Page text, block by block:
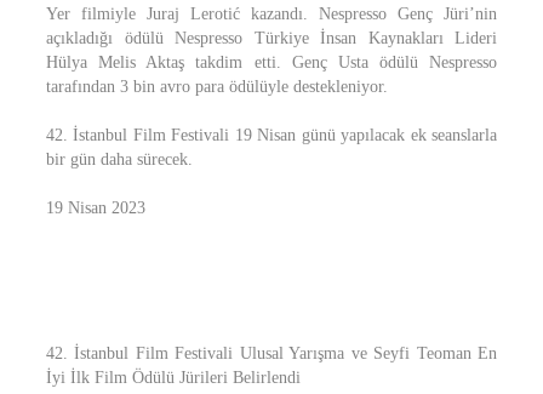
Yer filmiyle Juraj Lerotić kazandı. Nespresso Genç Jüri’nin
açıkladığı ödülü Nespresso Türkiye İnsan Kaynakları Lideri
Hülya Melis Aktaş takdim etti. Genç Usta ödülü Nespresso
tarafından 3 bin avro para ödülüyle destekleniyor.
42. İstanbul Film Festivali 19 Nisan günü yapılacak ek seanslarla
bir gün daha sürecek.
19 Nisan 2023
42. İstanbul Film Festivali Ulusal Yarışma ve Seyfi Teoman En
İyi İlk Film Ödülü Jürileri Belirlendi